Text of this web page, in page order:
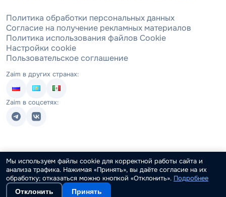
Политика обработки персональных данных
Согласие на получение рекламных материалов
Политика использования файлов Cookie
Настройки cookie
Пользовательское соглашение
Zaim в других странах:
Zaim в соцсетях:
Мы используем файлы cookie для корректной работы сайта и
анализа трафика. Нажимая «Принять», вы даёте согласие на их
обработку; отказаться можно кнопкой «Отклонить». Подробнее
Отклонить Принять